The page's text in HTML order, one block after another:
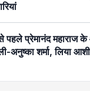
से पहले प्रेमानंद महाराज
अनुष्का शर्मा, लिया